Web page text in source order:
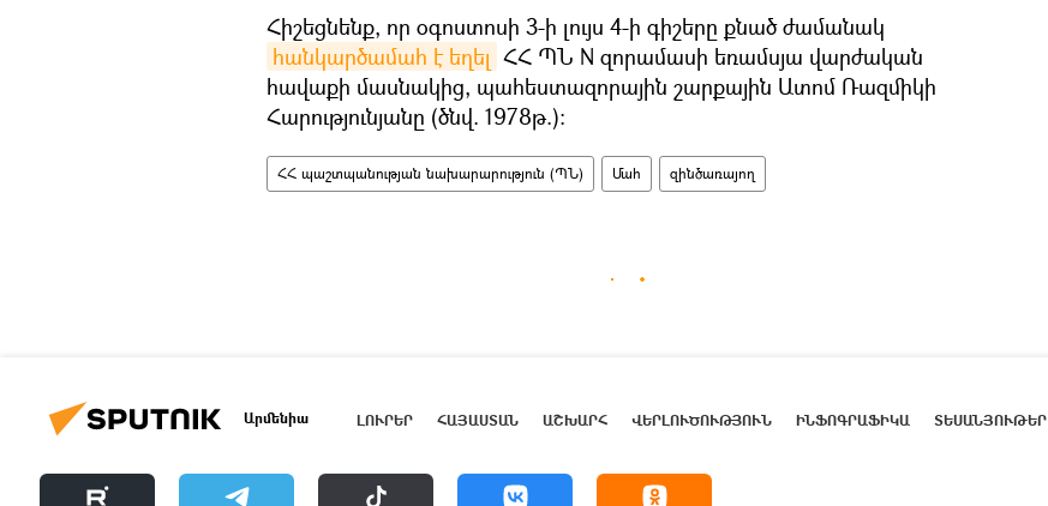
Հիշեցնենք, որ օգոստոսի 3-ի լույս 4-ի գիշերը քնած ժամանակ
հանկարծամահ է եղել ՀՀ ՊՆ N զորամասի եռամսյա վարժական
հավաքի մասնակից, պահեստազորային շարքային Ատոմ Ռազմիկի
Հարությունյանը (ծնվ. 1978թ.)։
ՀՀ պաշտպանության նախարարություն (ՊՆ) Մահ զինծառայող
Արմենիա ԼՈՒՐԵՐ ՀԱՅԱՍՏԱՆ ԱՇԽԱՐՀ ՎԵՐԼՈՒԾՈՒԹՅՈՒՆ ԻՆՖՈԳՐԱՖԻԿԱ ՏԵՍԱՆՅՈՒԹԵՐ